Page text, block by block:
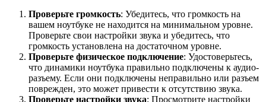
Проверьте громкость: Убедитесь, что громкость на
вашем ноутбуке не находится на минимальном уровне.
Проверьте свои настройки звука и убедитесь, что
громкость установлена на достаточном уровне.
Проверьте физическое подключение: Удостоверьтесь,
что динамики ноутбука правильно подключены к аудио-
разъему. Если они подключены неправильно или разъем
поврежден, это может привести к отсутствию звука.
Проверьте настройки звука: Просмотрите настройки